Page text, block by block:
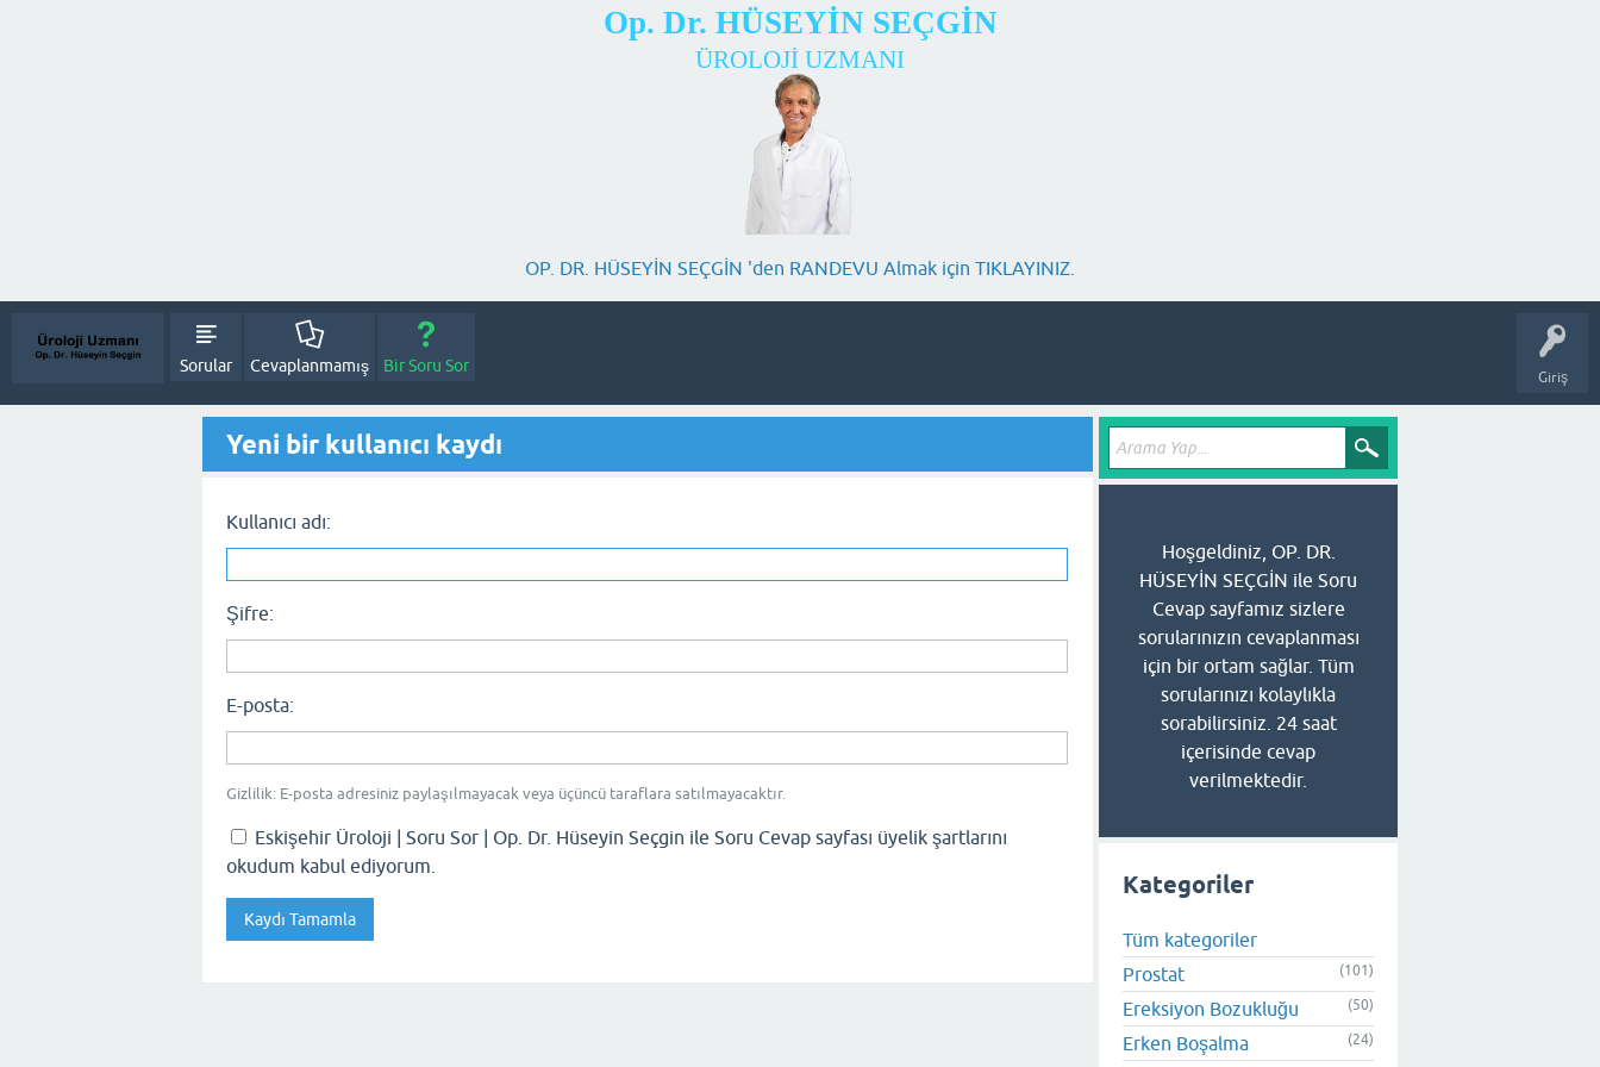
Op. Dr. HÜSEYİN SEÇGİN
ÜROLOJİ UZMANI
OP. DR. HÜSEYİN SEÇGİN 'den RANDEVU Almak için TIKLAYINIZ.
Giriş
Sorular Cevaplanmamış Bir Soru Sor
Yeni bir kullanıcı kaydı
Kullanıcı adı:
Şifre:
E-posta:
Gizlilik: E-posta adresiniz paylaşılmayacak veya üçüncü taraflara satılmayacaktır.
Eskişehir Üroloji | Soru Sor | Op. Dr. Hüseyin Seçgin ile Soru Cevap sayfası üyelik şartlarını
okudum kabul ediyorum.
Hoşgeldiniz, OP. DR.
HÜSEYİN SEÇGİN ile Soru
Cevap sayfamız sizlere
sorularınızın cevaplanması
için bir ortam sağlar. Tüm
sorularınızı kolaylıkla
sorabilirsiniz. 24 saat
içerisinde cevap
verilmektedir.
Kategoriler
Tüm kategoriler
Prostat
(101)
Ereksiyon Bozukluğu (50)
Erken Boşalma (24)